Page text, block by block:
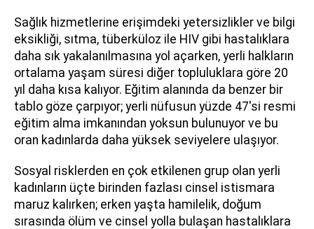
Sağlık hizmetlerine erişimdeki yetersizlikler ve bilgi
eksikliği, sıtma, tüberküloz ile HIV gibi hastalıklara
daha sık yakalanılmasına yol açarken, yerli halkların
ortalama yaşam süresi diğer topluluklara göre 20
yıl daha kısa kalıyor. Eğitim alanında da benzer bir
tablo göze çarpıyor; yerli nüfusun yüzde 47'si resmi
eğitim alma imkanından yoksun bulunuyor ve bu
oran kadınlarda daha yüksek seviyelere ulaşıyor.
Sosyal risklerden en çok etkilenen grup olan yerli
kadınların üçte birinden fazlası cinsel istismara
maruz kalırken; erken yaşta hamilelik, doğum
sırasında ölüm ve cinsel yolla bulaşan hastalıklara